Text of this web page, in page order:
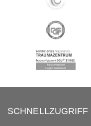
SCHNELLZUGRIFF